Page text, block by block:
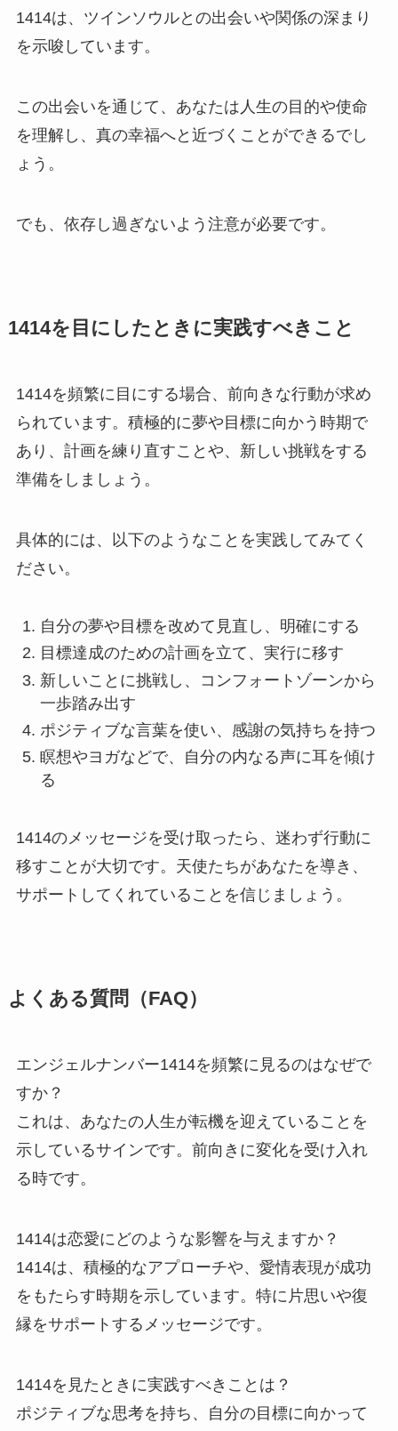
1414は、ツインソウルとの出会いや関係の深まり
を示唆しています。
この出会いを通じて、あなたは人生の目的や使命
を理解し、真の幸福へと近づくことができるでし
ょう。
でも、依存し過ぎないよう注意が必要です。
1414を目にしたときに実践すべきこと
1414を頻繁に目にする場合、前向きな行動が求め
られています。積極的に夢や目標に向かう時期で
あり、計画を練り直すことや、新しい挑戦をする
準備をしましょう。
具体的には、以下のようなことを実践してみてく
ださい。
自分の夢や目標を改めて見直し、明確にする
目標達成のための計画を立て、実行に移す
新しいことに挑戦し、コンフォートゾーンから
一歩踏み出す
ポジティブな言葉を使い、感謝の気持ちを持つ
瞑想やヨガなどで、自分の内なる声に耳を傾け
る
1414のメッセージを受け取ったら、迷わず行動に
移すことが大切です。天使たちがあなたを導き、
サポートしてくれていることを信じましょう。
よくある質問（FAQ）
エンジェルナンバー1414を頻繁に見るのはなぜで
すか？
これは、あなたの人生が転機を迎えていることを
示しているサインです。前向きに変化を受け入れ
る時です。
1414は恋愛にどのような影響を与えますか？
1414は、積極的なアプローチや、愛情表現が成功
をもたらす時期を示しています。特に片思いや復
縁をサポートするメッセージです。
1414を見たときに実践すべきことは？
ポジティブな思考を持ち、自分の目標に向かって